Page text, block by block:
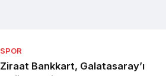
SPOR
Ziraat Bankkart, Galatasaray’ı